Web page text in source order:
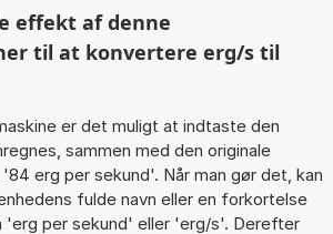
effekt af denne
til at konvertere erg/s til
er det muligt at indtaste den
sammen med den originale
erg per sekund'. Når man gør det, kan
fulde navn eller en forkortelse
per sekund' eller 'erg/s'. Derefter